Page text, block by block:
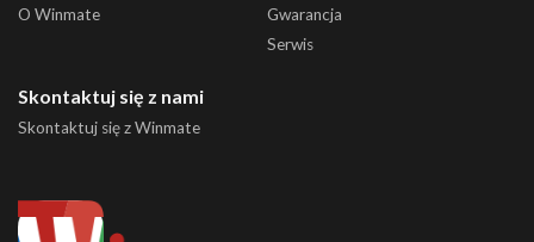
O Winmate
Gwarancja
Serwis
Skontaktuj się z nami
Skontaktuj się z Winmate